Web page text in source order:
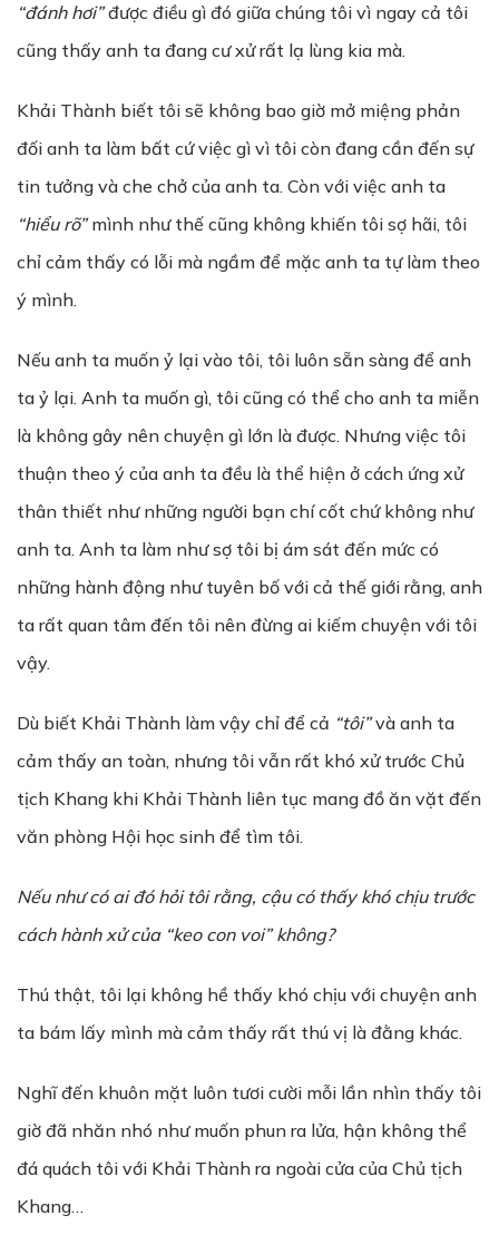
“đánh hơi”được điều gì đó giữa chúng tôi vì ngay cả tôi
cũng thấy anh ta đang cư xử rất lạ lùng kia mà.
Khải Thành biết tôi sẽ không bao giờ mở miệng phản
đối anh ta làm bất cứ việc gì vì tôi còn đang cần đến sự
tin tưởng và che chở của anh ta. Còn với việc anh ta
“hiểu rõ”mình như thế cũng không khiến tôi sợ hãi, tôi
chỉ cảm thấy có lỗi mà ngầm để mặc anh ta tự làm theo
ý mình.
Nếu anh ta muốn ỷ lại vào tôi, tôi luôn sẵn sàng để anh
ta ỷ lại. Anh ta muốn gì, tôi cũng có thể cho anh ta miễn
là không gây nên chuyện gì lớn là được. Nhưng việc tôi
thuận theo ý của anh ta đều là thể hiện ở cách ứng xử
thân thiết như những người bạn chí cốt chứ không như
anh ta. Anh ta làm như sợ tôi bị ám sát đến mức có
những hành động như tuyên bố với cả thế giới rằng, anh
ta rất quan tâm đến tôi nên đừng ai kiếm chuyện với tôi
vậy.
Dù biết Khải Thành làm vậy chỉ để cả “tôi”và anh ta
cảm thấy an toàn, nhưng tôi vẫn rất khó xử trước Chủ
tịch Khang khi Khải Thành liên tục mang đồ ăn vặt đến
văn phòng Hội học sinh để tìm tôi.
Nếu nhưcó ai đó hỏi tôi rằng, cậu có thấy khó chịu trước
cách hành xử của “keo con voi” không?
Thú thật, tôi lại không hề thấy khó chịu với chuyện anh
ta bám lấy mình mà cảm thấy rất thú vị là đằng khác.
Nghĩ đến khuôn mặt luôn tươi cười mỗi lần nhìn thấy tôi
giờ đã nhăn nhó như muốn phun ra lửa, hận không thể
đá quách tôi với Khải Thành ra ngoài cửa của Chủ tịch
Khang…